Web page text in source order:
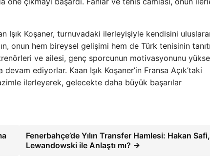
Işık Koşaner, turnuvadaki ilerleyişiyle kendisini
onun hem bireysel gelişimi hem de Türk tenisinin
ve ailesi, genç sporcunun motivasyonunu
ediyorlar. Kaan Işık Koşaner’in Fransa Açık’taki
ilerleyerek, gelecekte daha büyük başarılar
Fenerbahçe’de Yılın Transfer Hamlesi: Hakan Safi,
Lewandowski ile Anlaştı mı? →